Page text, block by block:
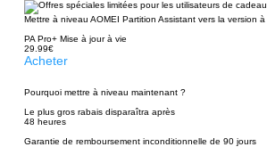
Mettre à niveau AOMEI Partition Assistant vers la version à
PA Pro+ Mise à jour à vie
29.99€
Acheter
Pourquoi mettre à niveau maintenant ?
Le plus gros rabais disparaîtra après
48 heures
Garantie de remboursement inconditionnelle de 90 jours